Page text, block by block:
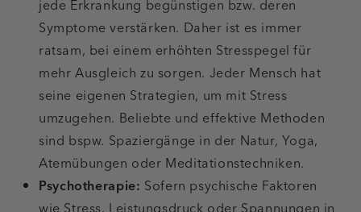
jede Erkrankung begünstigen bzw. deren
Symptome verstärken. Daher ist es immer
ratsam, bei einem erhöhten Stresspegel für
mehr Ausgleich zu sorgen. Jeder Mensch hat
seine eigenen Strategien, um mit Stress
umzugehen. Beliebte und effektive Methoden
sind bspw. Spaziergänge in der Natur, Yoga,
Atemübungen oder Meditationstechniken.
Psychotherapie: Sofern psychische Faktoren